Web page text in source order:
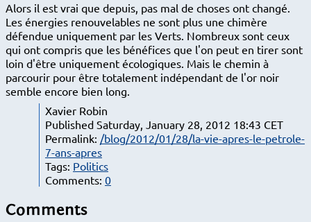
Alors il est vrai que depuis, pas mal de choses ont changé.
Les énergies renouvelables ne sont plus une chimère
défendue uniquement par les Verts. Nombreux sont ceux
qui ont compris que les bénéfices que l'on peut en tirer sont
loin d'être uniquement écologiques. Mais le chemin à
parcourir pour être totalement indépendant de l'or noir
semble encore bien long.
Xavier Robin
Published Saturday, January 28, 2012 18:43 CET
Permalink: /blog/2012/01/28/la-vie-apres-le-petrole-
7-ans-apres
Tags: Politics
Comments: 0
Comments